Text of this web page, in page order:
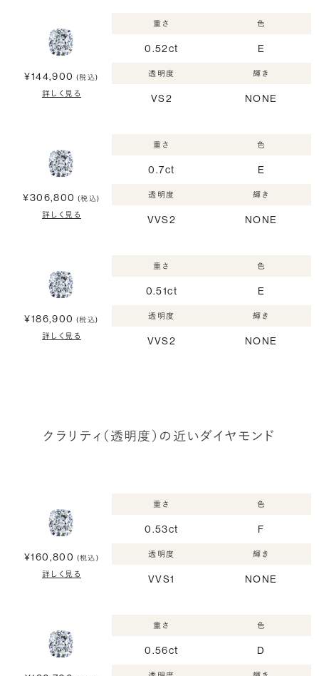
¥144,900 (税込)
詳しく見る
重さ
0.52ct
色
E
透明度
VS2
輝き
NONE
¥306,800 (税込)
詳しく見る
重さ
0.7ct
色
E
透明度
VVS2
輝き
NONE
¥186,900 (税込)
詳しく見る
重さ
0.51ct
色
E
透明度
VVS2
輝き
NONE
クラリティ（透明度）の近いダイヤモンド
¥160,800 (税込)
詳しく見る
重さ
0.53ct
色
F
透明度
VVS1
輝き
NONE
重さ
0.56ct
色
D